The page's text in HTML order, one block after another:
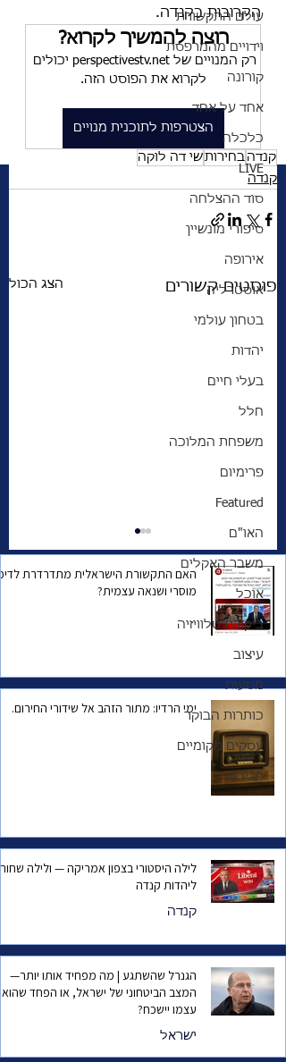
עולם התקשורת
וידויים מהמרפסת
קורונה
אחד על אחד
כלכלה
LIVE
סוד ההצלחה
סיפורי מונשיין
אירופה
אוסטרליה
בטחון עולמי
יהדות
בעלי חיים
חלל
משפחת המלוכה
פרימיום
Featured
האו"ם
משבר האקלים
אוכל
ביקורת טלוויזיה
עיצוב
מסעות
כותרות הבוקר
עסקים מקומיים
הגירה
הקרובות בקנדה.
רוצה להמשיך לקרוא?
רק המנויים של perspectivestv.net יכולים
לקרוא את הפוסט הזה.
הצטרפות לתוכנית מנויים
קנדה בחירותשי דה לוקה
קנדה
פוסטים קשורים הצג הכול
הגירה פרק ראשון
בסדרה
האם התקשורת הישראלית מתדרדרת
מוסרי ושנאה עצמית?
ימי הרדיו: מתור הזהב אל שידורי החירום.
לילה היסטורי בצפון אמריקה — ולילה שחור
ליהדות קנדה
קנדה
הגנרל שהשתגע | מה מפחיד אותו יותר—
המצב הביטחוני של ישראל, או הפחד שהוא
עצמו יישכח?
ישראל